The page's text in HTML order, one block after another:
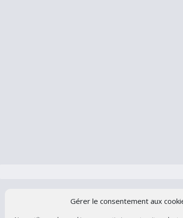
Gérer le consentement aux